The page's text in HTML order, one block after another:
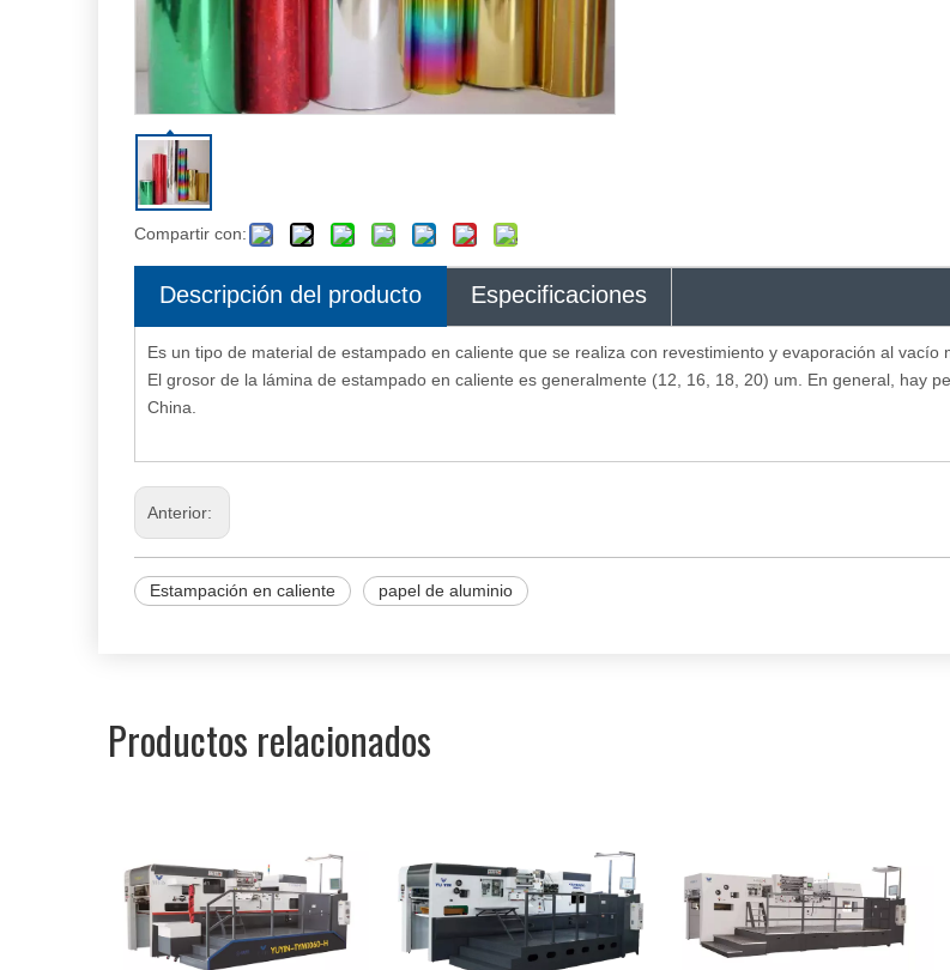
Compartir con:
Descripción del producto Especificaciones
Es un tipo de material de estampado en caliente que se realiza con revestimiento y evaporación al
El grosor de la lámina de estampado en caliente es generalmente (12, 16, 18, 20) um. En general, hay
China.
Anterior:
Estampación en caliente papel de aluminio
Productos relacionados